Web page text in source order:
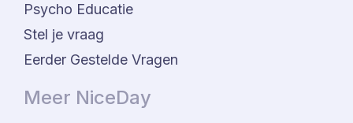
Psycho Educatie
Stel je vraag
Eerder Gestelde Vragen
Meer NiceDay